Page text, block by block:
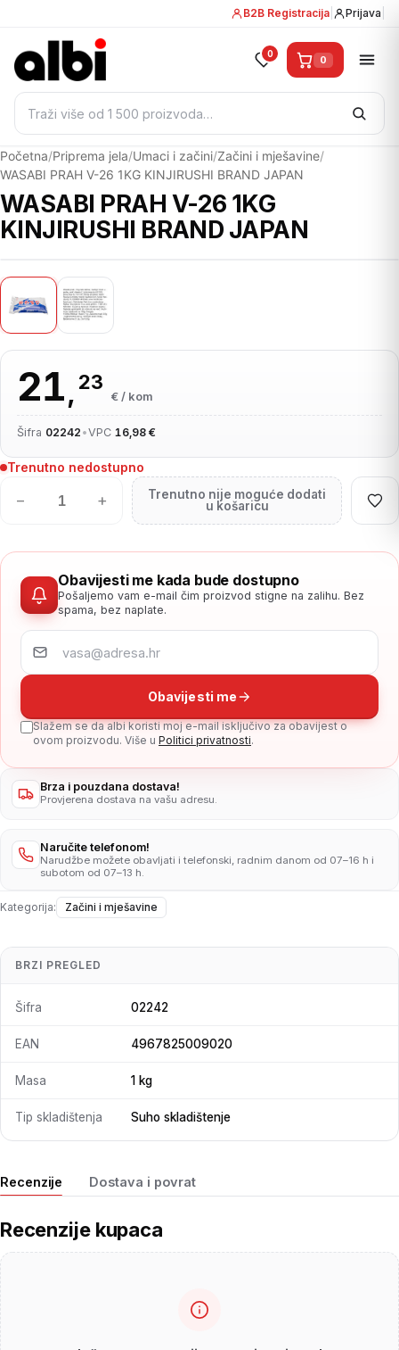
B2B Registracija Prijava
Pretraži:
0 0
Početna/Priprema jela/Umaci i začini/Začini i mješavine/
WASABI PRAH V-26 1KG KINJIRUSHI BRAND JAPAN
WASABI PRAH V-26 1KG
KINJIRUSHI BRAND JAPAN
21, 23
€ / kom
Šifra 02242 •VPC 16,98 €
Trenutno nedostupno
− +
Trenutno nije moguće dodati
u košaricu
Obavijesti me kada bude dostupno
Pošaljemo vam e-mail čim proizvod stigne na zalihu. Bez
spama, bez naplate.
Obavijesti me
Slažem se da albi koristi moj e-mail isključivo za obavijest o
ovom proizvodu. Više u Politici privatnosti.
Brza i pouzdana dostava!
Provjerena dostava na vašu adresu.
Naručite telefonom!
Narudžbe možete obavljati i telefonski, radnim danom od 07–16 h i
subotom od 07–13 h.
Kategorija: Začini i mješavine
Recenzije Dostava i povrat
Recenzije kupaca
BRZI PREGLED
Šifra 02242
EAN 4967825009020
Masa 1 kg
Tip skladištenja Suho skladištenje